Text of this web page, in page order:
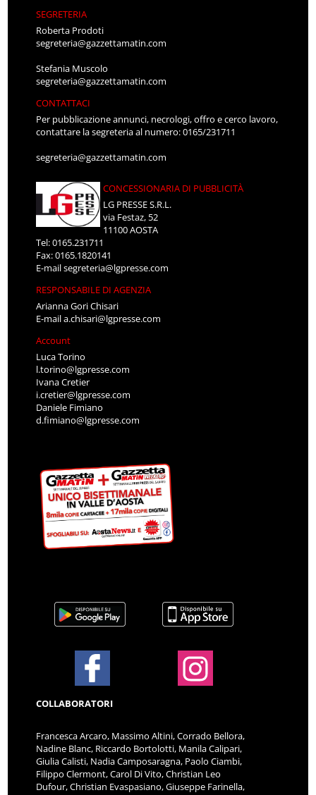
SEGRETERIA
Roberta Prodoti
segreteria@gazzettamatin.com
Stefania Muscolo
segreteria@gazzettamatin.com
CONTATTACI
Per pubblicazione annunci, necrologi, offro e cerco lavoro,
contattare la segreteria al numero: 0165/231711
segreteria@gazzettamatin.com
CONCESSIONARIA DI PUBBLICITÀ
LG PRESSE S.R.L.
via Festaz, 52
11100 AOSTA
Tel: 0165.231711
Fax: 0165.1820141
E-mailsegreteria@lgpresse.com
RESPONSABILE DI AGENZIA
Arianna Gori Chisari
E-maila.chisari@lgpresse.com
Account
Luca Torino
l.torino@lgpresse.com
Ivana Cretier
i.cretier@lgpresse.com
Daniele Fimiano
d.fimiano@lgpresse.com
COLLABORATORI
Francesca Arcaro, Massimo Altini, Corrado Bellora,
Nadine Blanc, Riccardo Bortolotti, Manila Calipari,
Giulia Calisti, Nadia Camposaragna, Paolo Ciambi,
Filippo Clermont, Carol Di Vito, Christian Leo
Dufour, Christian Evaspasiano, Giuseppe Farinella,